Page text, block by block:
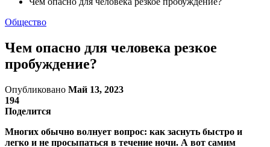
Общество
Чем опасно для человека резкое
пробуждение?
Опубликовано Май 13, 2023
194
Поделится
Многих обычно волнует вопрос: как заснуть быстро и
легко и не просыпаться в течение ночи. А вот самим